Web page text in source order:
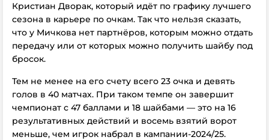
Кристиан Дворак, который идёт по графику лучшего
сезона в карьере по очкам. Так что нельзя сказать,
что у Мичкова нет партнёров, которым можно отдать
передачу или от которых можно получить шайбу под
бросок.
Тем не менее на его счету всего 23 очка и девять
голов в 40 матчах. При таком темпе он завершит
чемпионат с 47 баллами и 18 шайбами — это на 16
результативных действий и восемь взятий ворот
меньше, чем игрок набрал в кампании-2024/25.